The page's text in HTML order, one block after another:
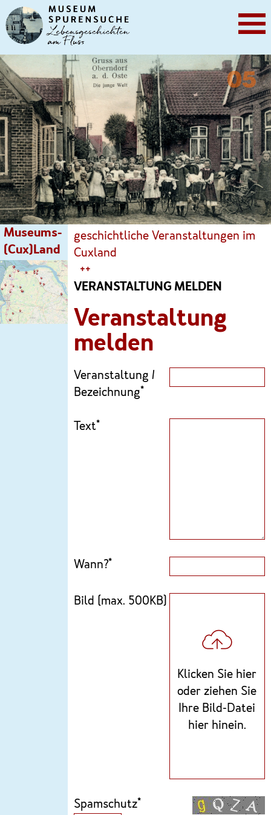
Museums-
(Cux)Land
geschichtliche Veranstaltungen im
Cuxland
VERANSTALTUNG MELDEN
Veranstaltung
melden
Veranstaltung /
Bezeichnung*
Text*
Wann?*
Bild (max. 500KB)
Klicken Sie hier
oder ziehen Sie
Ihre Bild-Datei
hier hinein.
Spamschutz*